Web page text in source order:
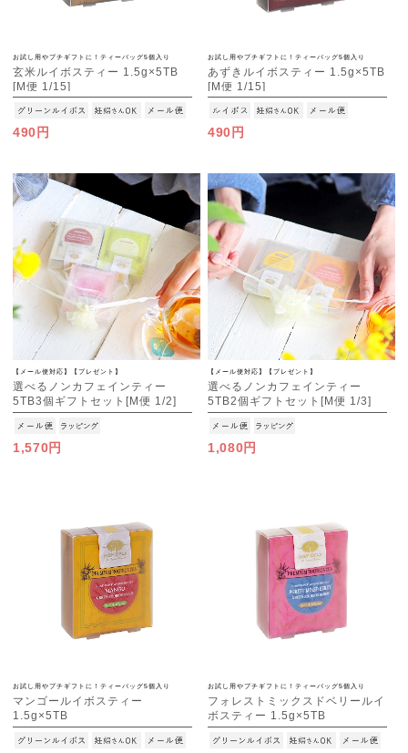
お試し用やプチギフトに！ティーバッグ5個入り
玄米ルイボスティー 1.5g×5TB
[M便 1/15]
490円
お試し用やプチギフトに！ティーバッグ5個入り
あずきルイボスティー 1.5g×5TB
[M便 1/15]
490円
【メール便対応】【プレゼント】
選べるノンカフェインティー
5TB3個ギフトセット[M便 1/2]
1,570円
【メール便対応】【プレゼント】
選べるノンカフェインティー
5TB2個ギフトセット[M便 1/3]
1,080円
お試し用やプチギフトに！ティーバッグ5個入り
マンゴールイボスティー
1.5g×5TB
[M便 1/15]
お試し用やプチギフトに！ティーバッグ5個入り
フォレストミックスドベリールイ
ボスティー 1.5g×5TB
[M便 1/15]